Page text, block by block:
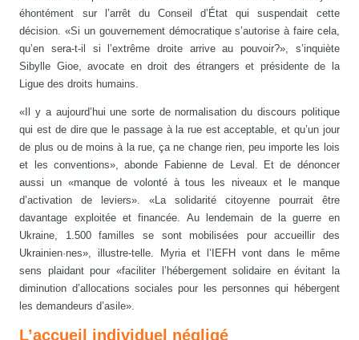
éhontément sur l’arrêt du Conseil d’État qui suspendait cette
décision. «Si un gouvernement démocratique s’autorise à faire cela,
qu’en sera-t-il si l’extrême droite arrive au pouvoir?», s’inquiète
Sibylle Gioe, avocate en droit des étrangers et présidente de la
Ligue des droits humains.
«Il y a aujourd’hui une sorte de normalisation du discours politique
qui est de dire que le passage à la rue est acceptable, et qu’un jour
de plus ou de moins à la rue, ça ne change rien, peu importe les lois
et les conventions», abonde Fabienne de Leval. Et de dénoncer
aussi un «manque de volonté à tous les niveaux et le manque
d’activation de leviers». «La solidarité citoyenne pourrait être
davantage exploitée et financée. Au lendemain de la guerre en
Ukraine, 1.500 familles se sont mobilisées pour accueillir des
Ukrainien·nes», illustre-telle. Myria et l’IEFH vont dans le même
sens plaidant pour «faciliter l’hébergement solidaire en évitant la
diminution d’allocations sociales pour les personnes qui hébergent
les demandeurs d’asile».
L’accueil individuel négligé